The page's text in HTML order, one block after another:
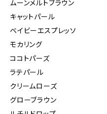
ムーンメルトブラウン
キャットパール
ベイビーエスプレッソ
モカリング
ココトパーズ
ラテパール
クリームローズ
グローブラウン